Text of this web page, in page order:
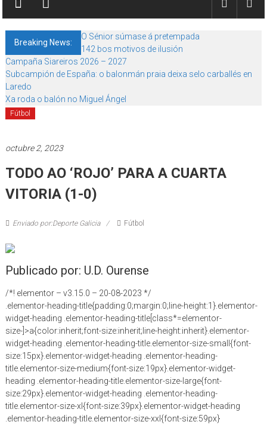
Breaking News:
O Sénior súmase á pretempada
142 bos motivos de ilusión
Campaña Siareiros 2026 – 2027
Subcampión de España: o balonmán praia deixa selo carballés en
Laredo
Xa roda o balón no Miguel Ángel
Fútbol
octubre 2, 2023
TODO AO ‘ROJO’ PARA A CUARTA
VITORIA (1-0)
Enviado por:Deporte Galicia Fútbol
Publicado por: U.D. Ourense
/*! elementor – v3.15.0 – 20-08-2023 */
.elementor-heading-title{padding:0;margin:0;line-height:1}.elementor-
widget-heading .elementor-heading-title[class*=elementor-
size-]>a{color:inherit;font-size:inherit;line-height:inherit}.elementor-
widget-heading .elementor-heading-title.elementor-size-small{font-
size:15px}.elementor-widget-heading .elementor-heading-
title.elementor-size-medium{font-size:19px}.elementor-widget-
heading .elementor-heading-title.elementor-size-large{font-
size:29px}.elementor-widget-heading .elementor-heading-
title.elementor-size-xl{font-size:39px}.elementor-widget-heading
.elementor-heading-title.elementor-size-xxl{font-size:59px}